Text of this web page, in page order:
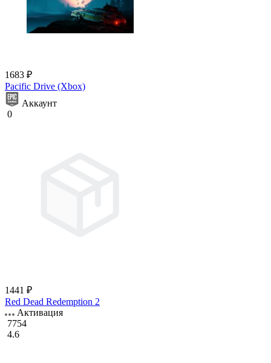
1683 ₽
Pacific Drive (Xbox)
Аккаунт
0
1441 ₽
Red Dead Redemption 2
Активация
7754
4.6